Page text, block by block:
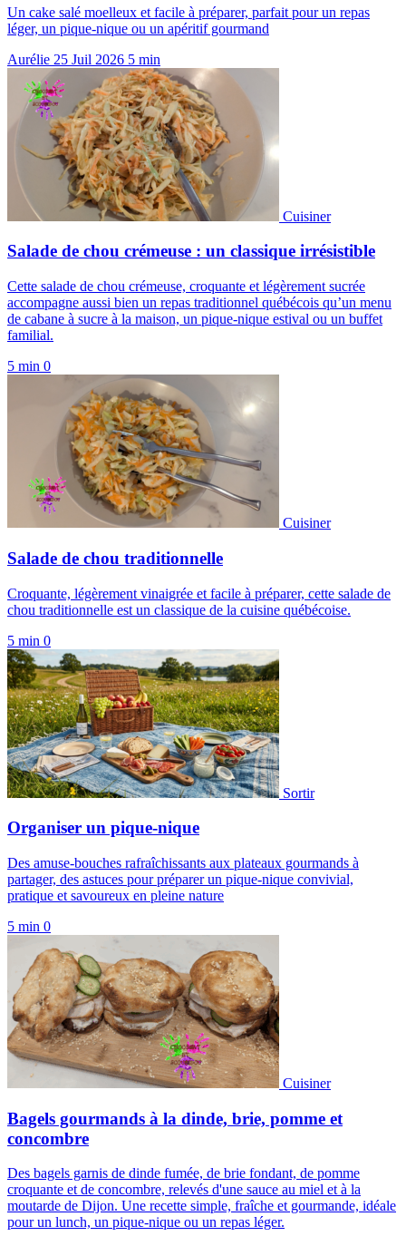
Un cake salé moelleux et facile à préparer, parfait pour un repas
léger, un pique-nique ou un apéritif gourmand
Aurélie 25 Juil 2026 5 min
Cuisiner
Salade de chou crémeuse : un classique irrésistible
Cette salade de chou crémeuse, croquante et légèrement sucrée
accompagne aussi bien un repas traditionnel québécois qu’un menu
de cabane à sucre à la maison, un pique-nique estival ou un buffet
familial.
5 min 0
Cuisiner
Salade de chou traditionnelle
Croquante, légèrement vinaigrée et facile à préparer, cette salade de
chou traditionnelle est un classique de la cuisine québécoise.
5 min 0
Sortir
Organiser un pique-nique
Des amuse-bouches rafraîchissants aux plateaux gourmands à
partager, des astuces pour préparer un pique-nique convivial,
pratique et savoureux en pleine nature
5 min 0
Cuisiner
Bagels gourmands à la dinde, brie, pomme et
concombre
Des bagels garnis de dinde fumée, de brie fondant, de pomme
croquante et de concombre, relevés d'une sauce au miel et à la
moutarde de Dijon. Une recette simple, fraîche et gourmande, idéale
pour un lunch, un pique-nique ou un repas léger.